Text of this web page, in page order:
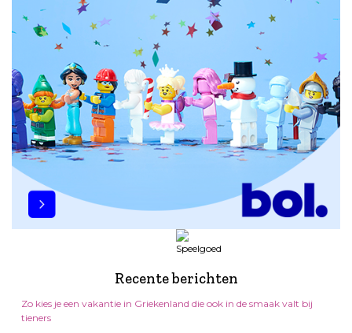
Recente berichten
Zo kies je een vakantie in Griekenland die ook in de smaak valt bij
tieners